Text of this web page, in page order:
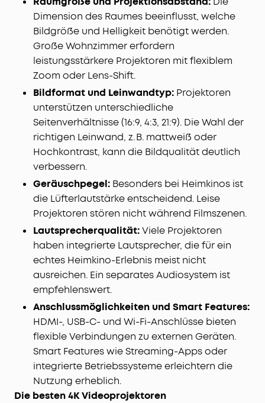
Dimension des Raumes beeinflusst, welche
Bildgröße und Helligkeit benötigt werden.
Große Wohnzimmer erfordern
leistungsstärkere Projektoren mit flexiblem
Zoom oder Lens-Shift.
Bildformat und Leinwandtyp: Projektoren
unterstützen unterschiedliche
Seitenverhältnisse (16:9, 4:3, 21:9). Die Wahl der
richtigen Leinwand, z. B. mattweiß oder
Hochkontrast, kann die Bildqualität deutlich
verbessern.
Geräuschpegel: Besonders bei Heimkinos ist
die Lüfterlautstärke entscheidend. Leise
Projektoren stören nicht während Filmszenen.
Lautsprecherqualität:Viele Projektoren
haben integrierte Lautsprecher, die für ein
echtes Heimkino-Erlebnis meist nicht
ausreichen. Ein separates Audiosystem ist
empfehlenswert.
Anschlussmöglichkeiten und Smart Features:
HDMI-, USB-C- und Wi-Fi-Anschlüsse bieten
flexible Verbindungen zu externen Geräten.
Smart Features wie Streaming-Apps oder
integrierte Betriebssysteme erleichtern die
Nutzung erheblich.
Die besten 4K Videoprojektoren